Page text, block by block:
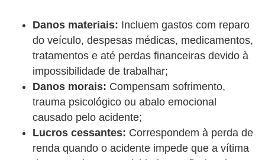
Danos materiais: Incluem gastos com reparo
do veículo, despesas médicas, medicamentos,
tratamentos e até perdas financeiras devido à
impossibilidade de trabalhar;
Danos morais: Compensam sofrimento,
trauma psicológico ou abalo emocional
causado pelo acidente;
Lucros cessantes: Correspondem à perda de
renda quando o acidente impede que a vítima